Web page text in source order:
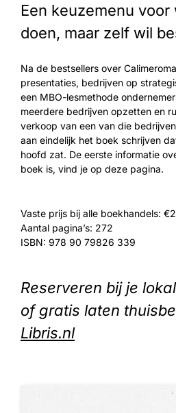
Een keuzemenu voor
doen, maar zelf wil
Na de bestsellers over
presentaties, bedrijven op
een MBO-lesmethode
meerdere bedrijven opzetten en
verkoop van een van die
aan eindelijk het boek schrijven
hoofd zat. De eerste informatie
boek is, vind je op deze pagina.
Vaste prijs bij alle boekhandels:
Aantal pagina’s: 272
ISBN: 978 90 79826 339
Reserveren bij je
of gratis laten
Libris.nl